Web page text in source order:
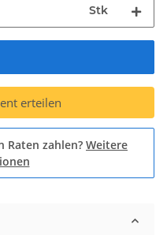
Stk
erteilen
Raten zahlen? Weitere